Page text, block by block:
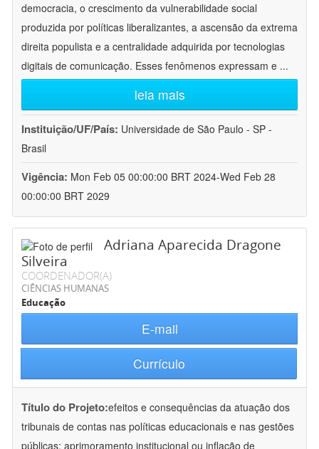
democracia, o crescimento da vulnerabilidade social
produzida por políticas liberalizantes, a ascensão da extrema
direita populista e a centralidade adquirida por tecnologias
digitais de comunicação. Esses fenômenos expressam e ...
leia mais
Instituição/UF/País: Universidade de São Paulo - SP -
Brasil
Vigência: Mon Feb 05 00:00:00 BRT 2024-Wed Feb 28
00:00:00 BRT 2029
Adriana Aparecida Dragone
Silveira
COORDENADOR(A)
CIÊNCIAS HUMANAS
Educação
E-mail
Currículo
Título do Projeto:efeitos e consequências da atuação dos
tribunais de contas nas políticas educacionais e nas gestões
públicas: aprimoramento institucional ou inflação de